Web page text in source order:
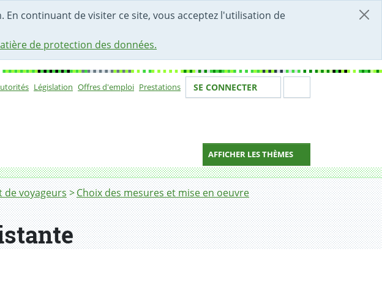
continuant de visiter ce site, vous acceptez l'utilisation de
de protection des données.
Législation Offres d'emploi Prestations Votre identité
SE CONNECTER
AFFICHER LES THÈMES
de voyageurs Choix des mesures et mise en oeuvre